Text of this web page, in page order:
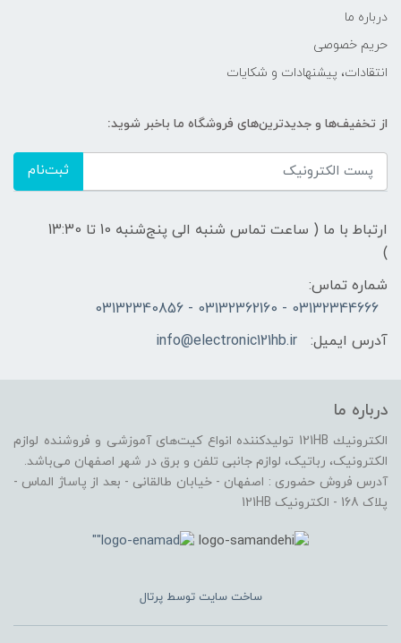
درباره ما
حریم خصوصی
انتقادات، پیشنهادات و شکایات
از تخفیف‌ها و جدیدترین‌های فروشگاه ما باخبر شوید:
ثبت‌نام
ارتباط با ما ( ساعت تماس شنبه الی پنج‌شنبه 10 تا 13:30
)
شماره تماس:
03132344666 - 03132362160 - 03132340856
آدرس ایمیل:
info@electronic121hb.ir
درباره ما
الكترونيك 121HB توليدكننده انواع کیت‌های آموزشی و فروشنده لوازم
الکترونیک، رباتیک، لوازم جانبی تلفن و برق در شهر اصفهان می‌باشد.
آدرس فروش حضوری : اصفهان - خیابان طالقانی - بعد از پاساژ الماس -
پلاک 168 - الکترونیک 121HB
ساخت سایت توسطپرتال